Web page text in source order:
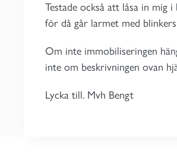
Testade också att låsa in mig
för då går larmet med
Om inte immobiliseringen
inte om beskrivningen ovan
Lycka till. Mvh Bengt